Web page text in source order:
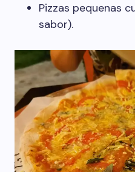
Pizzas pequenas
sabor).